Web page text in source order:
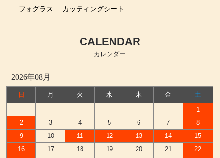
東リ
フォグラス
カッティングシート
CALENDAR
カレンダー
2026年08月
日 月 火 水 木 金
土
1
2
3 4 5 6 7
8
9
10 11 12 13 14
15
16
17 18 19 20 21
22